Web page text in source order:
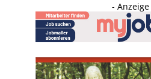
- Anzeige